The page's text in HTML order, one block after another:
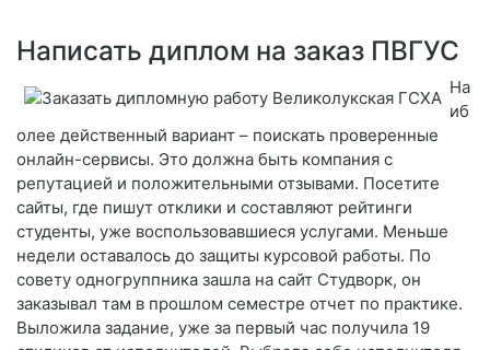
Написать диплом на заказ ПВГУС
На
иб
олее действенный вариант – поискать проверенные
онлайн-сервисы. Это должна быть компания с
репутацией и положительными отзывами. Посетите
сайты, где пишут отклики и составляют рейтинги
студенты, уже воспользовавшиеся услугами. Меньше
недели оставалось до защиты курсовой работы. По
совету одногруппника зашла на сайт Студворк, он
заказывал там в прошлом семестре отчет по практике.
Выложила задание, уже за первый час получила 19